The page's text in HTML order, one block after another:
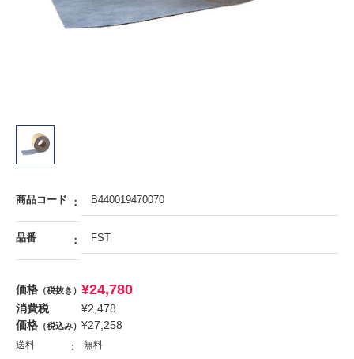
商品コード B440019470070
品番 FST
価格 （税抜き） ¥24,780
消費税 ¥2,478
価格 （税込み） ¥27,258
送料 無料